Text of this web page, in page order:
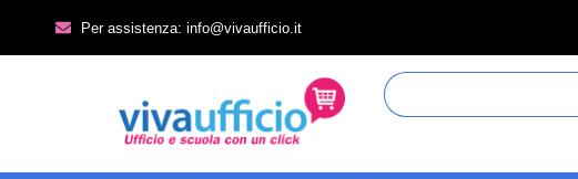
Per assistenza: info@vivaufficio.it